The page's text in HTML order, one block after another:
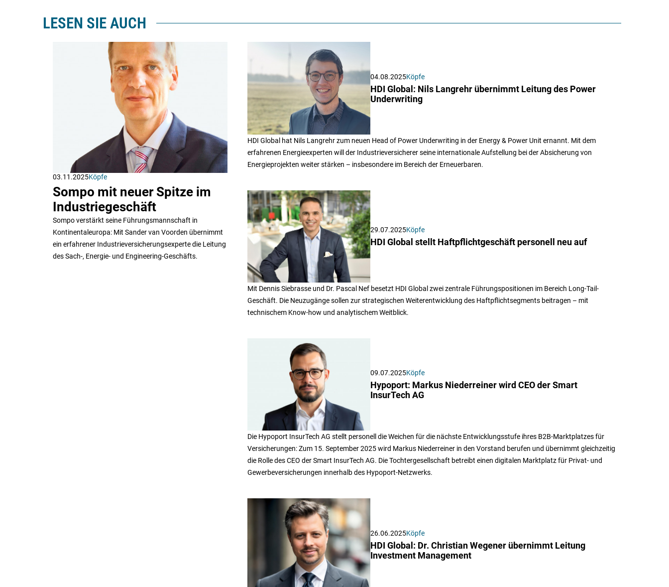
LESEN SIE AUCH
03.11.2025Köpfe
Sompo mit neuer Spitze im
Industriegeschäft
Sompo verstärkt seine Führungsmannschaft in
Kontinentaleuropa: Mit Sander van Voorden übernimmt
ein erfahrener Industrieversicherungsexperte die Leitung
des Sach-, Energie- und Engineering-Geschäfts.
04.08.2025Köpfe
HDI Global: Nils Langrehr übernimmt Leitung des Power
Underwriting
HDI Global hat Nils Langrehr zum neuen Head of Power Underwriting in der Energy & Power Unit ernannt. Mit dem
erfahrenen Energieexperten will der Industrieversicherer seine internationale Aufstellung bei der Absicherung von
Energieprojekten weiter stärken – insbesondere im Bereich der Erneuerbaren.
29.07.2025Köpfe
HDI Global stellt Haftpflichtgeschäft personell neu auf
Mit Dennis Siebrasse und Dr. Pascal Nef besetzt HDI Global zwei zentrale Führungspositionen im Bereich Long-Tail-
Geschäft. Die Neuzugänge sollen zur strategischen Weiterentwicklung des Haftpflichtsegments beitragen – mit
technischem Know-how und analytischem Weitblick.
09.07.2025Köpfe
Hypoport: Markus Niederreiner wird CEO der Smart
InsurTech AG
Die Hypoport InsurTech AG stellt personell die Weichen für die nächste Entwicklungsstufe ihres B2B-Marktplatzes für
Versicherungen: Zum 15. September 2025 wird Markus Niederreiner in den Vorstand berufen und übernimmt gleichzeitig
die Rolle des CEO der Smart InsurTech AG. Die Tochtergesellschaft betreibt einen digitalen Marktplatz für Privat- und
Gewerbeversicherungen innerhalb des Hypoport-Netzwerks.
26.06.2025Köpfe
HDI Global: Dr. Christian Wegener übernimmt Leitung
Investment Management